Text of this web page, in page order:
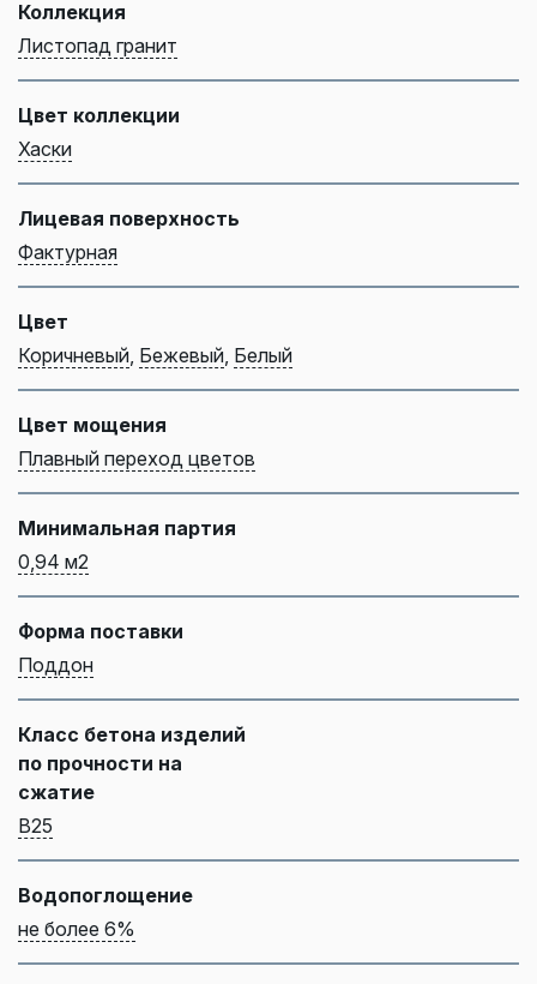
Коллекция
Листопад гранит
Цвет коллекции
Хаски
Лицевая поверхность
Фактурная
Цвет
Коричневый Бежевый Белый
Цвет мощения
Плавный переход цветов
Минимальная партия
0,94 м2
Форма поставки
Поддон
Класс бетона изделий
по прочности на
сжатие
B25
Водопоглощение
не более 6%